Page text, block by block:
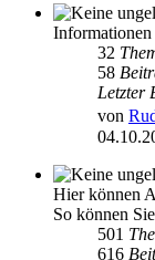
32
58
Letzter
von
Hier können
So können
501
616